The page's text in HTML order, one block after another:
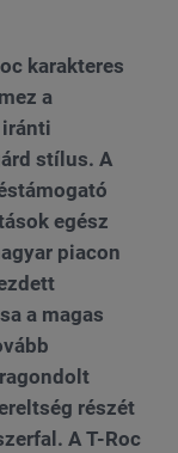
karakteres
a
iránti
stílus. A
egész
piacon
a magas
részét
A T-Roc